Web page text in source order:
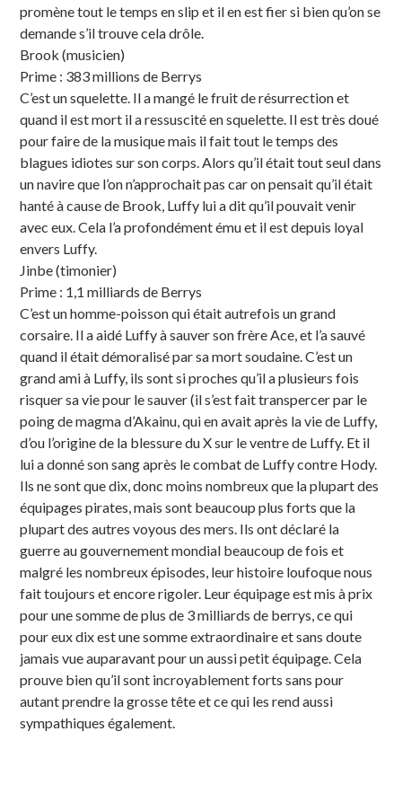
promène tout le temps en slip et il en est fier si bien qu’on se
demande s’il trouve cela drôle.
Brook (musicien)
Prime : 383 millions de Berrys
C’est un squelette. Il a mangé le fruit de résurrection et
quand il est mort il a ressuscité en squelette. Il est très doué
pour faire de la musique mais il fait tout le temps des
blagues idiotes sur son corps. Alors qu’il était tout seul dans
un navire que l’on n’approchait pas car on pensait qu’il était
hanté à cause de Brook, Luffy lui a dit qu’il pouvait venir
avec eux. Cela l’a profondément ému et il est depuis loyal
envers Luffy.
Jinbe (timonier)
Prime : 1,1 milliards de Berrys
C’est un homme-poisson qui était autrefois un grand
corsaire. Il a aidé Luffy à sauver son frère Ace, et l’a sauvé
quand il était démoralisé par sa mort soudaine. C’est un
grand ami à Luffy, ils sont si proches qu’il a plusieurs fois
risquer sa vie pour le sauver (il s’est fait transpercer par le
poing de magma d’Akainu, qui en avait après la vie de Luffy,
d’ou l’origine de la blessure du X sur le ventre de Luffy. Et il
lui a donné son sang après le combat de Luffy contre Hody.
Ils ne sont que dix, donc moins nombreux que la plupart des
équipages pirates, mais sont beaucoup plus forts que la
plupart des autres voyous des mers. Ils ont déclaré la
guerre au gouvernement mondial beaucoup de fois et
malgré les nombreux épisodes, leur histoire loufoque nous
fait toujours et encore rigoler. Leur équipage est mis à prix
pour une somme de plus de 3 milliards de berrys, ce qui
pour eux dix est une somme extraordinaire et sans doute
jamais vue auparavant pour un aussi petit équipage. Cela
prouve bien qu’il sont incroyablement forts sans pour
autant prendre la grosse tête et ce qui les rend aussi
sympathiques également.